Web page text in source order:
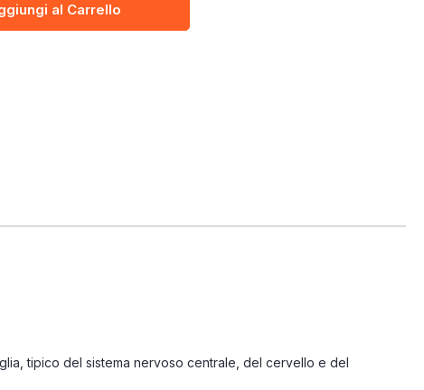
al Carrello
tipico del sistema nervoso centrale, del cervello e del